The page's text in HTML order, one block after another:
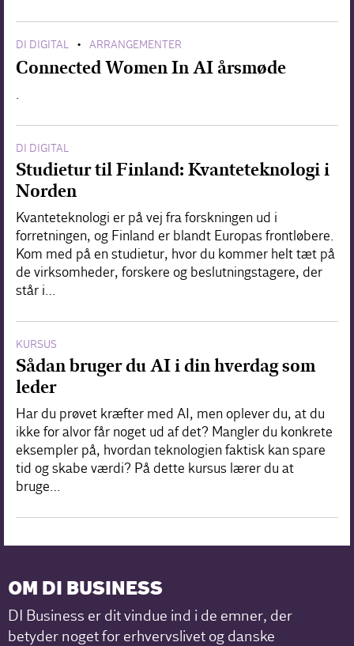
DI DIGITAL • ARRANGEMENTER
Connected Women In AI årsmøde
.
DI DIGITAL
Studietur til Finland: Kvanteteknologi i
Norden
Kvanteteknologi er på vej fra forskningen ud i
forretningen, og Finland er blandt Europas frontløbere.
Kom med på en studietur, hvor du kommer helt tæt på
de virksomheder, forskere og beslutningstagere, der
står i…
KURSUS
Sådan bruger du AI i din hverdag som
leder
Har du prøvet kræfter med AI, men oplever du, at du
ikke for alvor får noget ud af det? Mangler du konkrete
eksempler på, hvordan teknologien faktisk kan spare
tid og skabe værdi? På dette kursus lærer du at
bruge…
OM DI BUSINESS
DI Business er dit vindue ind i de emner, der
betyder noget for erhvervslivet og danske